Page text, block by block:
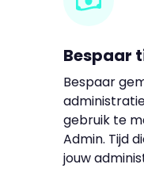
Bespaar
Bespaar
gebruik te
Admin. Tijd
jouw